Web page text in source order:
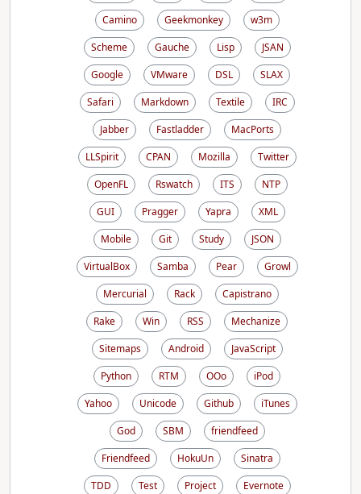
Camino
Geekmonkey
w3m
Scheme
Gauche Lisp
JSAN
Google
VMware DSL
SLAX
Safari
Markdown Textile
IRC
Jabber
Fastladder
MacPorts
LLSpirit
CPAN Mozilla
Twitter
OpenFL
Rswatch ITS
NTP
GUI
Pragger Yapra
XML
Mobile
Git Study
JSON
VirtualBox
Samba Pear
Growl
Mercurial
Rack
Capistrano
Rake
Win RSS
Mechanize
Sitemaps
Android
JavaScript
Python
RTM OOo
iPod
Yahoo
Unicode Github
iTunes
God
SBM
friendfeed
Friendfeed
HokuUn
Sinatra
TDD
Test Project
Evernote